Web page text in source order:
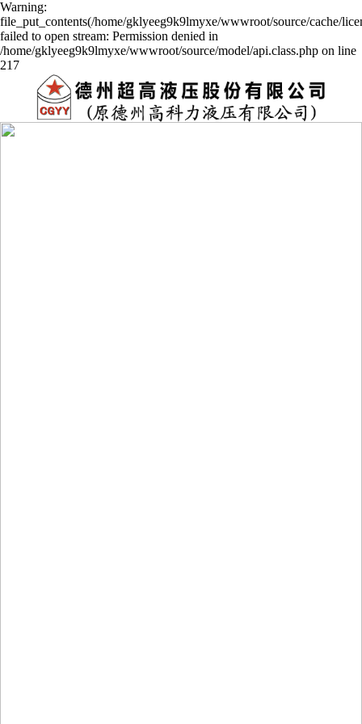
Warning:
file_put_contents(/home/gklyeeg9k9lmyxe/wwwroot/source/cache/
failed to open stream: Permission denied in
/home/gklyeeg9k9lmyxe/wwwroot/source/model/api.class.php on line
217